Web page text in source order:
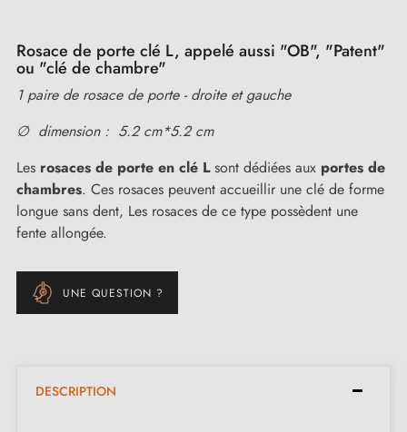
Rosace de porte clé L, appelé aussi "OB", "Patent"
ou "clé de chambre"
1 paire de rosace de porte - droite et gauche
∅ dimension : 5.2 cm*5.2 cm
Les rosaces de porte en clé Lsont dédiées aux portes de
chambres. Ces rosaces peuvent accueillir une clé de forme
longue sans dent, Les rosaces de ce type possèdent une
fente allongée.
UNE QUESTION ?
DESCRIPTION